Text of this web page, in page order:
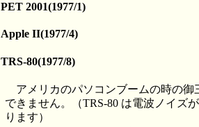
PET 2001(1977/1)
Apple II(1977/4)
TRS-80(1977/8)
アメリカのパソコンブームの時の御
できません。（TRS-80 は電波ノイズ
ります）